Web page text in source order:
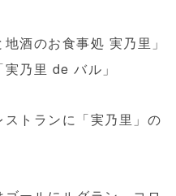
酒のお食事処 実乃里」
乃里 de バル」
トランに「実乃里」の